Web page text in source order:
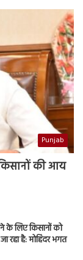
Punjab
की आय
के लिए किसानों को
रहा है: मोहिंदर भगत